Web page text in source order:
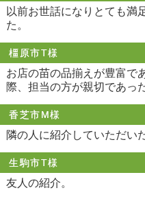
以前お世話になりとても満
た。
橿原市T様
お店の苗の品揃えが豊富で
際、担当の方が親切であっ
香芝市M様
隣の人に紹介していただい
生駒市T様
友人の紹介。